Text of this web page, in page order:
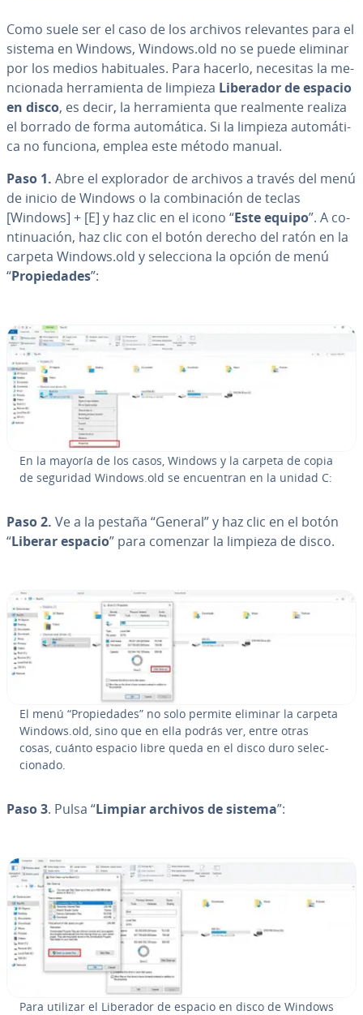
Como suele ser el caso de los archivos re­le­va­n­tes para el
sistema en Windows, Windows.old no se puede eliminar
por los medios ha­bi­tua­les. Para hacerlo, necesitas la me­
n­cio­na­da he­rra­mie­n­ta de limpieza Liberador de espacio
en disco, es decir, la he­rra­mie­n­ta que realmente realiza
el borrado de forma au­to­má­ti­ca. Si la limpieza au­to­má­ti­
ca no funciona, emplea este método manual.
Paso 1. Abre el ex­plo­ra­dor de archivos a través del menú
de inicio de Windows o la co­m­bi­na­ción de teclas
[Windows] + [E] y haz clic en el icono “Este equipo”. A co­
n­ti­nua­ción, haz clic con el botón derecho del ratón en la
carpeta Windows.old y se­le­c­cio­na la opción de menú
“Pro­pie­da­des”:
En la mayoría de los casos, Windows y la carpeta de copia
de seguridad Windows.old se en­cue­n­tran en la unidad C:
Paso 2. Ve a la pestaña “General” y haz clic en el botón
“Liberar espacio” para comenzar la limpieza de disco.
El menú “Pro­pie­da­des” no solo permite eliminar la carpeta
Windows.old, sino que en ella podrás ver, entre otras
cosas, cuánto espacio libre queda en el disco duro se­le­c­
cio­na­do.
Paso 3. Pulsa “Limpiar archivos de sistema”:
Para utilizar el Liberador de espacio en disco de Windows